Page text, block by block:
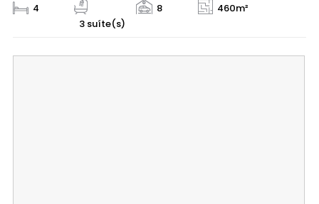
4
3 suíte(s)
8 460m²